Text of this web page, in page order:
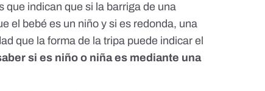
que indican que si la barriga de una
el bebé es un niño y si es redonda, una
que la forma de la tripa puede indicar el
si es niño o niña es mediante una